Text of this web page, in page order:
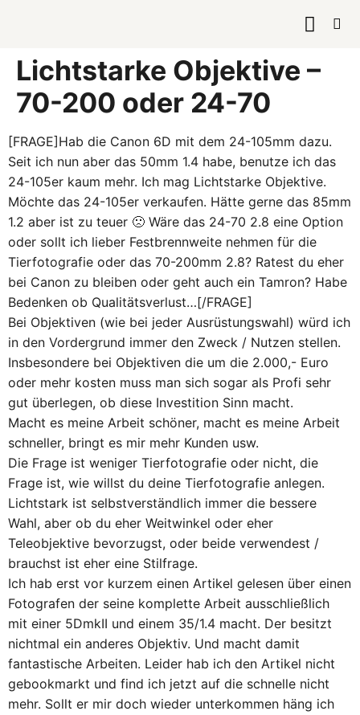
Lichtstarke Objektive –
70-200 oder 24-70
[FRAGE]Hab die Canon 6D mit dem 24-105mm dazu.
Seit ich nun aber das 50mm 1.4 habe, benutze ich das
24-105er kaum mehr. Ich mag Lichtstarke Objektive.
Möchte das 24-105er verkaufen. Hätte gerne das 85mm
1.2 aber ist zu teuer 🙁 Wäre das 24-70 2.8 eine Option
oder sollt ich lieber Festbrennweite nehmen für die
Tierfotografie oder das 70-200mm 2.8? Ratest du eher
bei Canon zu bleiben oder geht auch ein Tamron? Habe
Bedenken ob Qualitätsverlust…[/FRAGE]
Bei Objektiven (wie bei jeder Ausrüstungswahl) würd ich
in den Vordergrund immer den Zweck / Nutzen stellen.
Insbesondere bei Objektiven die um die 2.000,- Euro
oder mehr kosten muss man sich sogar als Profi sehr
gut überlegen, ob diese Investition Sinn macht.
Macht es meine Arbeit schöner, macht es meine Arbeit
schneller, bringt es mir mehr Kunden usw.
Die Frage ist weniger Tierfotografie oder nicht, die
Frage ist, wie willst du deine Tierfotografie anlegen.
Lichtstark ist selbstverständlich immer die bessere
Wahl, aber ob du eher Weitwinkel oder eher
Teleobjektive bevorzugst, oder beide verwendest /
brauchst ist eher eine Stilfrage.
Ich hab erst vor kurzem einen Artikel gelesen über einen
Fotografen der seine komplette Arbeit ausschließlich
mit einer 5DmkII und einem 35/1.4 macht. Der besitzt
nichtmal ein anderes Objektiv. Und macht damit
fantastische Arbeiten. Leider hab ich den Artikel nicht
gebookmarkt und find ich jetzt auf die schnelle nicht
mehr. Sollt er mir doch wieder unterkommen häng ich